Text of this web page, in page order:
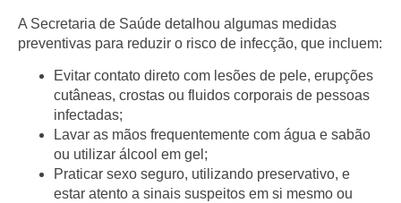
A Secretaria de Saúde detalhou algumas medidas
preventivas para reduzir o risco de infecção, que incluem:
Evitar contato direto com lesões de pele, erupções
cutâneas, crostas ou fluidos corporais de pessoas
infectadas;
Lavar as mãos frequentemente com água e sabão
ou utilizar álcool em gel ;
Praticar sexo seguro, utilizando preservativo, e
estar atento a sinais suspeitos em si mesmo ou